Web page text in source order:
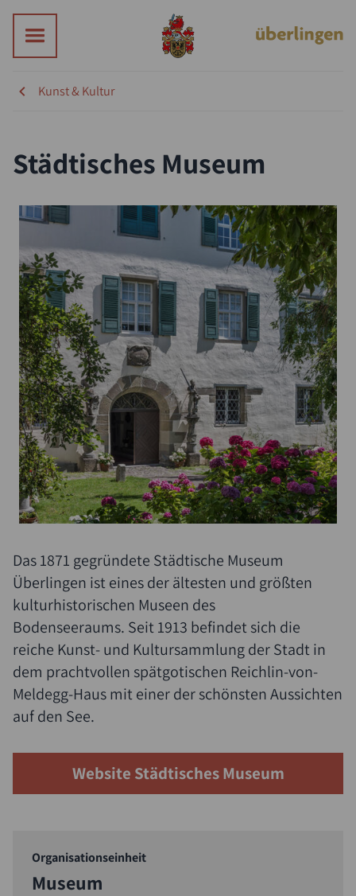
Kunst & Kultur
Städtisches Museum
Das 1871 gegründete Städtische Museum
Überlingen ist eines der ältesten und größten
kulturhistorischen Museen des
Bodenseeraums. Seit 1913 befindet sich die
reiche Kunst- und Kultursammlung der Stadt in
dem prachtvollen spätgotischen Reichlin-von-
Meldegg-Haus mit einer der schönsten Aussichten
auf den See.
Website Städtisches Museum
Organisationseinheit
Museum
Suche